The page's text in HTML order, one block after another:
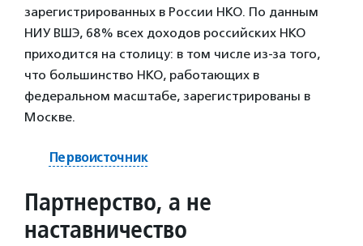
зарегистрированных в России НКО. По данным
НИУ ВШЭ, 68% всех доходов российских НКО
приходится на столицу: в том числе из-за того,
что большинство НКО, работающих в
федеральном масштабе, зарегистрированы в
Москве.
Первоисточник
Партнерство, а не
наставничество